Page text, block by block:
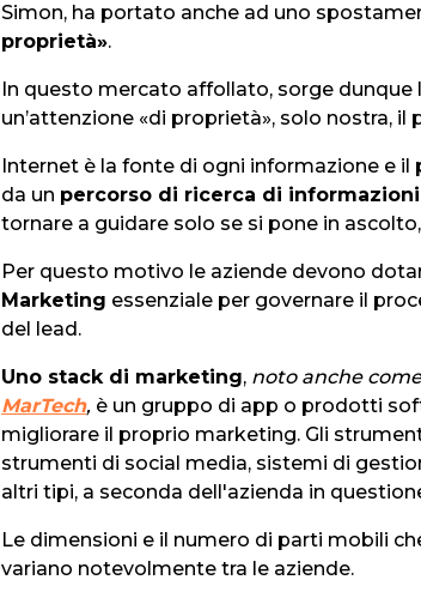
Simon, ha portato anche ad uno
proprietà».
In questo mercato affollato, sorge dunque
un’attenzione «di proprietà», solo nostra, il
Internet è la fonte di ogni informazione e il
da un percorso di ricerca di
tornare a guidare solo se si pone in ascolto,
Per questo motivo le aziende devono
Marketing essenziale per governare il
del lead.
Uno stack di marketing, noto anche
MarTech, è un gruppo di app o prodotti
migliorare il proprio marketing. Gli
strumenti di social media, sistemi di
altri tipi, a seconda dell'azienda in
Le dimensioni e il numero di parti mobili
variano notevolmente tra le aziende.